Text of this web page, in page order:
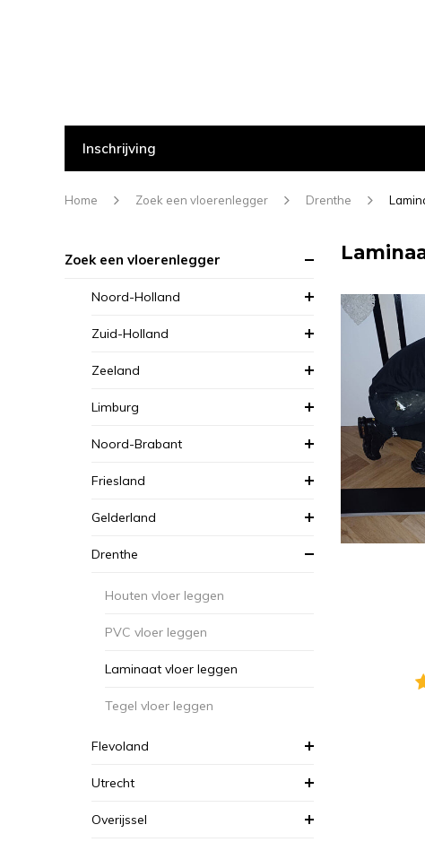
Inschrijving
Home Zoek een vloerenlegger Drenthe
Zoek een vloerenlegger
Noord-Holland
Zuid-Holland
Zeeland
Limburg
Noord-Brabant
Friesland
Gelderland
Drenthe
Houten vloer leggen
PVC vloer leggen
Laminaat vloer leggen
Tegel vloer leggen
Flevoland
Utrecht
Overijssel